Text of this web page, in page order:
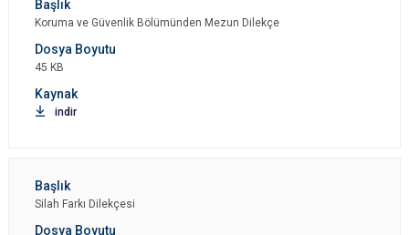
Koruma ve Güvenlik Bölümünden Mezun Dilekçe
45 KB
indir
Silah Farkı Dilekçesi